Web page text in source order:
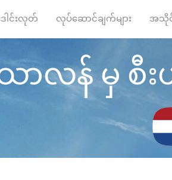
ါင်းလုတ် လုပ်ဆောင်ချက်များ အသိုင်
ာလန် မှ စီး